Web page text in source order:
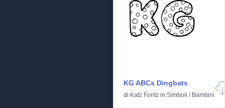
KG ABCs Dingbats
di Katz Fontz in Simboli / Bambini